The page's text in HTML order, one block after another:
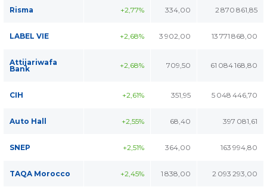
Risma +2,77% 334,00 2 870 861,85
LABEL VIE +2,68% 3 902,00 13 771 868,00
Attijariwafa
Bank +2,68% 709,50 61 084 168,80
CIH +2,61% 351,95 5 048 446,70
Auto Hall +2,55% 68,40 397 081,61
SNEP +2,51% 364,00 163 994,80
TAQA Morocco +2,45% 1 838,00 2 093 293,00